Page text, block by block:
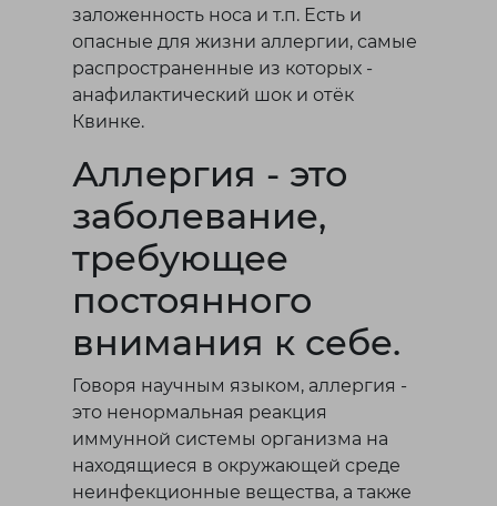
заложенность носа и т.п. Есть и
опасные для жизни аллергии, самые
распространенные из которых -
анафилактический шок и отёк
Квинке.
Аллергия - это
заболевание,
требующее
постоянного
внимания к себе.
Говоря научным языком, аллергия -
это ненормальная реакция
иммунной системы организма на
находящиеся в окружающей среде
неинфекционные вещества, а также
Лисаковск
Павлодар
Петропавловск
Сатпаев